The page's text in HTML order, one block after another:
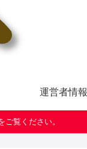
運営者情報
覧ください。